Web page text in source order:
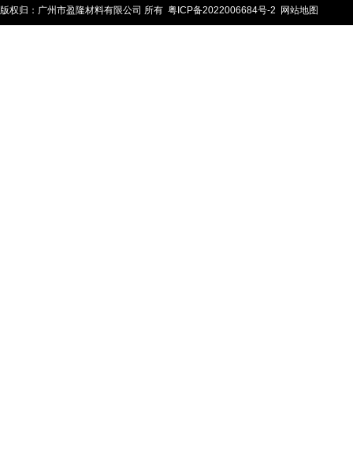
版权归：广州市盈隆材料有限公司 所有 粤ICP备2022006684号-2 网站地图